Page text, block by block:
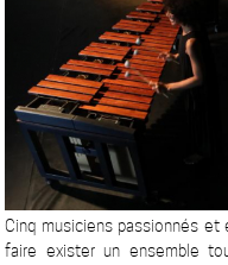
Cinq musiciens passionnés
faire exister un ensemble